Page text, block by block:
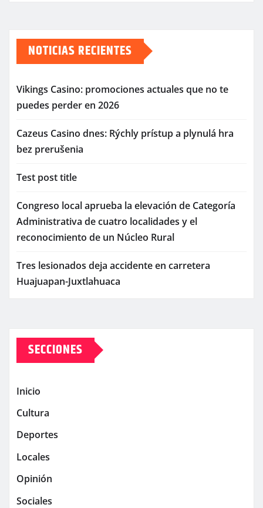
NOTICIAS RECIENTES
Vikings Casino: promociones actuales que no te
puedes perder en 2026
Cazeus Casino dnes: Rýchly prístup a plynulá hra
bez prerušenia
Test post title
Congreso local aprueba la elevación de Categoría
Administrativa de cuatro localidades y el
reconocimiento de un Núcleo Rural
Tres lesionados deja accidente en carretera
Huajuapan-Juxtlahuaca
SECCIONES
Inicio
Cultura
Deportes
Locales
Opinión
Sociales